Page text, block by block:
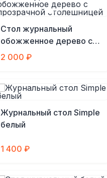
Стол журнальный
обожженное дерево с
прозрачной столешницей
2 000 ₽
Журнальный стол Simple
белый
1 400 ₽